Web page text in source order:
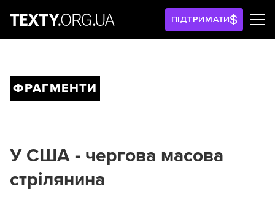
ПІДТРИМАТИ
ФРАГМЕНТИ
У США - чергова масова
стрілянина